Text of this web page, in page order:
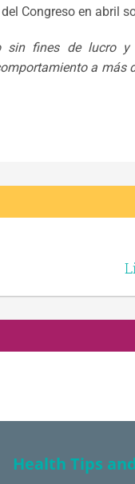
Congreso en abril
sin fines de lucro
a más
Health Tips